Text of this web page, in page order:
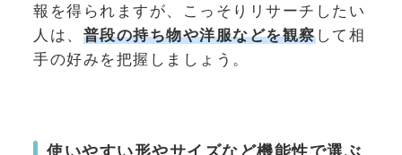
報を得られますが、こっそりリサーチしたい
人は、 普段の持ち物や洋服などを観察して相
手の好みを把握しましょう。